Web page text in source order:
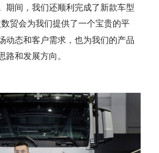
期间，我们还顺利完成了新款车型
贸会为我们提供了一个宝贵的平
动态和客户需求，也为我们的产品
路和发展方向。